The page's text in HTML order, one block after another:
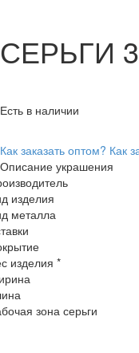
СЕРЬГИ
Есть в наличии
Как заказать оптом? Как
Описание украшения
изделия
металла
изделия *
зона серьги